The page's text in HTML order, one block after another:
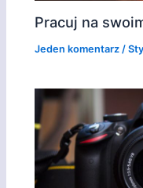
Pracuj na
Jeden komentarz /